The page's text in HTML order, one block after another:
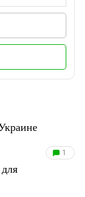
1